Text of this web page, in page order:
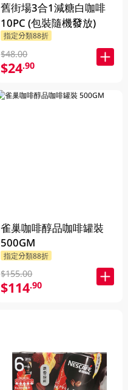
舊街場3合1減糖白咖啡
10PC (包裝隨機發放)
指定分類88折
$48.00
$24.90
雀巢咖啡醇品咖啡罐裝
500GM
指定分類88折
$155.00
$114.90